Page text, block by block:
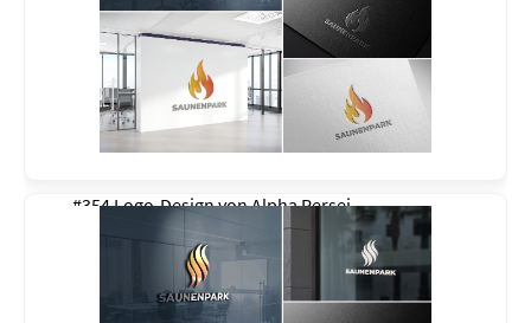
#354 Logo-Design vonAlpha Persei